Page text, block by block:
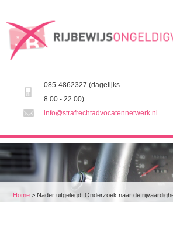
085-4862327 (dagelijks
8.00 - 22.00)
info@strafrechtadvocatennetwerk.nl
Home > Nader uitgelegd: Onderzoek naar de